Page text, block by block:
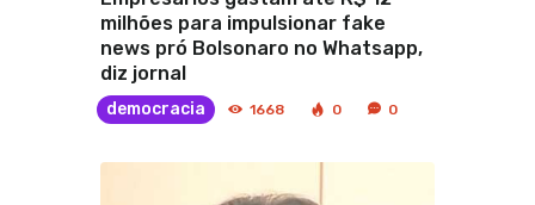
milhões para impulsionar fake
news pró Bolsonaro no Whatsapp,
diz jornal
democracia 1668 0 0